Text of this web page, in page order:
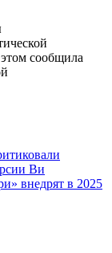
сообщила
Ви
внедрят в 2025